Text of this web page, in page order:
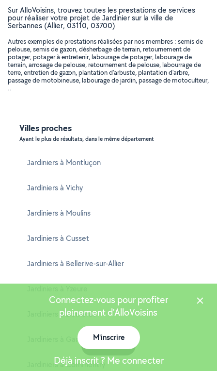
Sur AlloVoisins, trouvez toutes les prestations de services
pour réaliser votre projet de Jardinier sur la ville de
Serbannes (Allier, 03110, 03700)
Autres exemples de prestations réalisées par nos membres : semis de
pelouse, semis de gazon, désherbage de terrain, retournement de
potager, potager à entretenir, labourage de potager, labourage de
terrain, arrosage de pelouse, retournement de pelouse, labourrage de
terre, entretien de gazon, plantation d'arbuste, plantation d'arbre,
passage de motobineuse, labourage de jardin, passage de motoculteur,
..
Villes proches
Ayant le plus de résultats, dans le même département
Jardiniers à Montluçon
Jardiniers à Vichy
Jardiniers à Moulins
Jardiniers à Cusset
Jardiniers à Bellerive-sur-Allier
Jardiniers à Domérat
Jardiniers à Gannat
Jardiniers à Commentry
Connectez-vous pour profiter
pleinement d'AlloVoisins
M'inscrire
Déjà inscrit ? Me connecter